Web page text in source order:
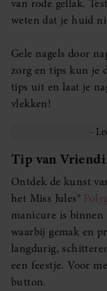
van rode gellak.
weten dat je huid
Gele nagels door
zorg en tips kun je
tips uit en laat je
vlekken!
Tip van
Ontdek de kunst
het Miss Jules®
manicure is
waarbij gemak en
langdurig,
een feestje. Voor
button.